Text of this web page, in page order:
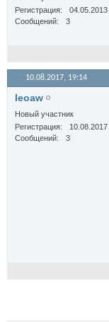
Регистрация
04.05.2013
Сообщений
3
10.08.2017, 19:14
leoaw
Новый участник
Регистрация
10.08.2017
Сообщений
3